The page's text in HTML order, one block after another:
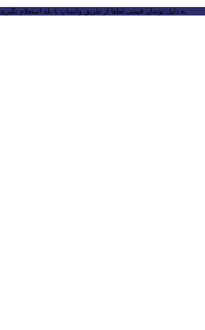
به دلیل نوسان قیمتی لطفا از طریق واتساپ یا بله استعلام بگیرید